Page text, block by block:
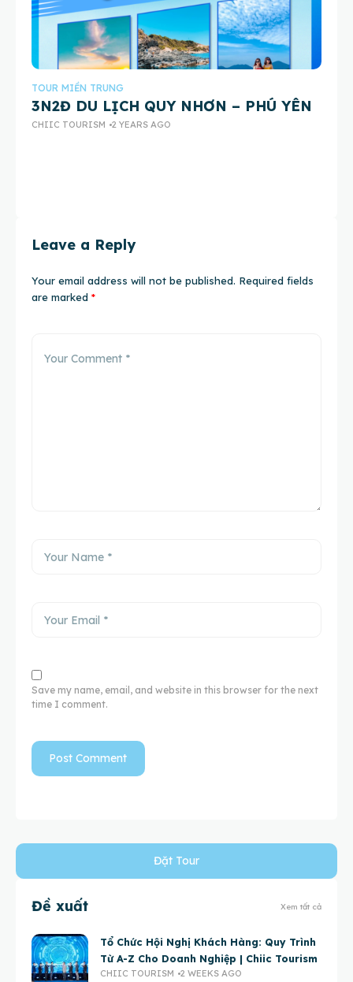
TOUR MIỀN TRUNG
3N2Đ DU LỊCH QUY NHƠN – PHÚ YÊN
CHIIC TOURISM 2 YEARS AGO
Leave a Reply
Your email address will not be published. Required fields
are marked *
Save my name, email, and website in this browser for the next
time I comment.
Đặt Tour
Đề xuất Xem tất cả
Tổ Chức Hội Nghị Khách Hàng: Quy Trình
Từ A-Z Cho Doanh Nghiệp | Chiic Tourism
CHIIC TOURISM 2 WEEKS AGO